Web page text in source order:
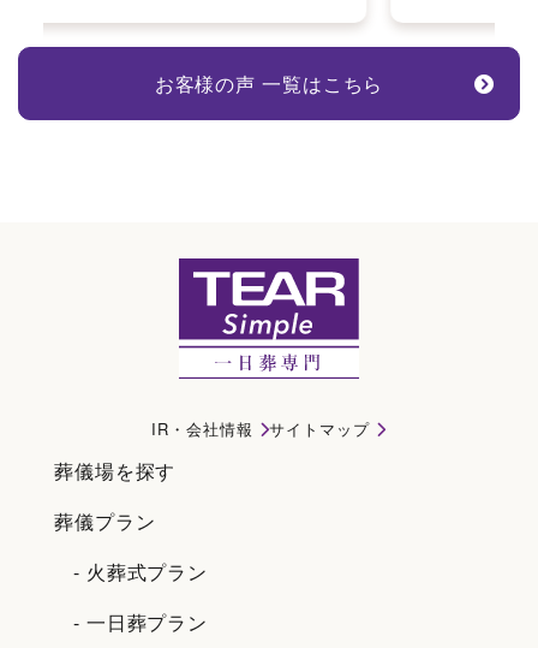
お客様の声 一覧はこちら
IR・会社情報 サイトマップ
葬儀場を探す
葬儀プラン
- 火葬式プラン
- 一日葬プラン